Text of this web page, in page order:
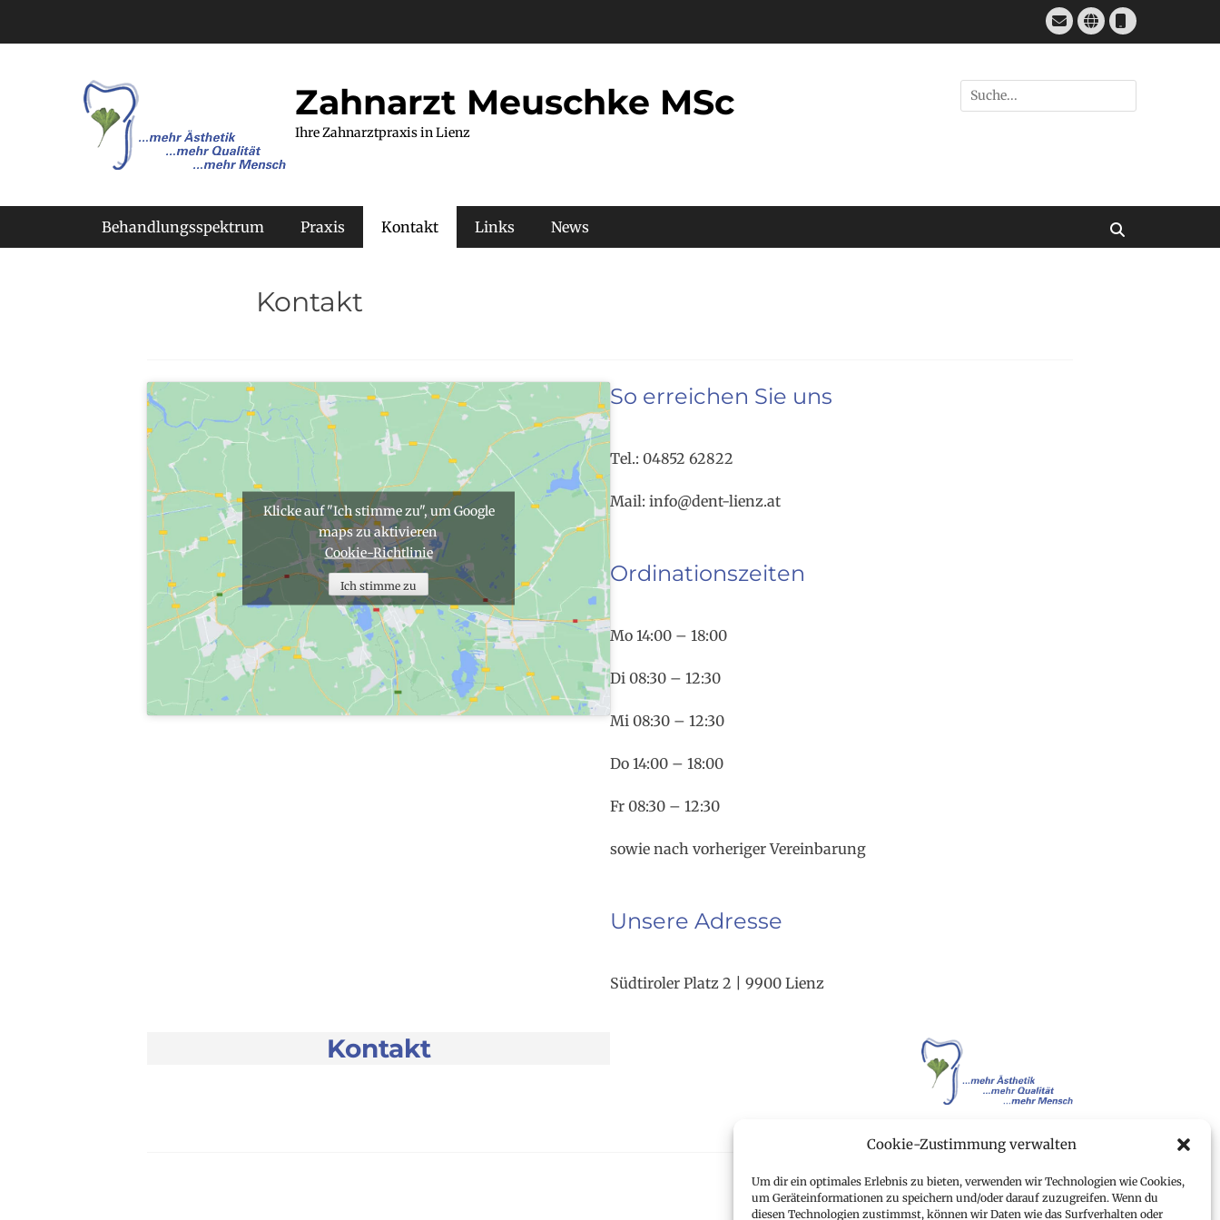
Cookie-Zustimmung verwalten
Um dir ein optimales Erlebnis zu bieten, verwenden wir Technologien wie Cookies,
um Geräteinformationen zu speichern und/oder darauf zuzugreifen. Wenn du
diesen Technologien zustimmst, können wir Daten wie das Surfverhalten oder
E-
Mail
WebsiteTelefon
Zahnarzt Meuschke MSc
Ihre Zahnarztpraxis in Lienz
Suchen
nach:
Primäres Menü
Behandlungsspektrum Praxis Kontakt Links News
Kontakt
Klicke auf "Ich stimme zu", um Google
maps zu aktivieren
Cookie-Richtlinie
Ich stimme zu
So erreichen Sie uns
Tel.: 04852 62822
Mail: info@dent-lienz.at
Ordinationszeiten
Mo 14:00 – 18:00
Di 08:30 – 12:30
Mi 08:30 – 12:30
Do 14:00 – 18:00
Fr 08:30 – 12:30
sowie nach vorheriger Vereinbarung
Unsere Adresse
Südtiroler Platz 2 | 9900 Lienz
Kontakt